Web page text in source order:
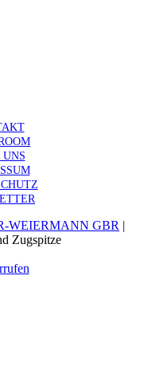
UNS
WEIERMANN GBR |
Zugspitze